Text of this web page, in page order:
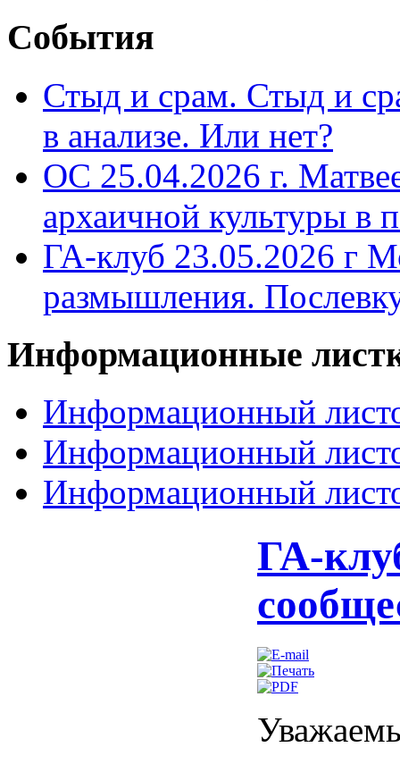
События
Стыд и срам. Стыд и
в анализе. Или нет?
ОС 25.04.2026 г.
архаичной культуры в
ГА-клуб 23.05.2026 г
размышления.
Информационные
Информационный
Информационный
Информационный
ГА-